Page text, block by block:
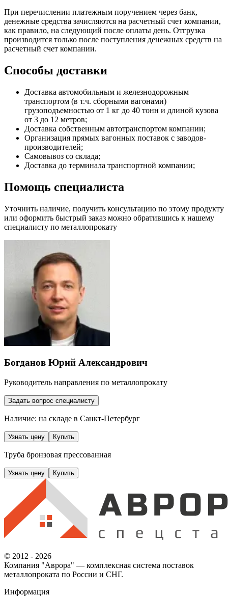
При перечислении платежным поручением через банк,
денежные средства зачисляются на расчетный счет компании,
как правило, на следующий после оплаты день. Отгрузка
производится только после поступления денежных средств на
расчетный счет компании.
Способы доставки
Доставка автомобильным и железнодорожным
транспортом (в т.ч. сборными вагонами)
грузоподъемностью от 1 кг до 40 тонн и длиной кузова
от 3 до 12 метров;
Доставка собственным автотранспортом компании;
Организация прямых вагонных поставок с заводов-
производителей;
Самовывоз со склада;
Доставка до терминала транспортной компании;
Помощь специалиста
Уточнить наличие, получить консультацию по этому продукту
или оформить быстрый заказ можно обратившись к нашему
специалисту по металлопрокату
Богданов Юрий Александрович
Руководитель направления по металлопрокату
Задать вопрос специалисту
Наличие: на складе в Санкт-Петербург
Узнать цену Купить
Труба бронзовая прессованная
Узнать цену Купить
© 2012 - 2026
Компания "Аврора" — комплексная система поставок
металлопроката по России и СНГ.
Информация